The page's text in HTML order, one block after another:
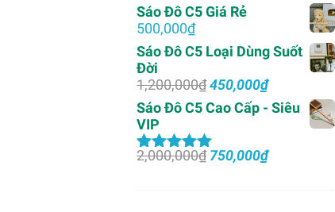
Sáo Đô C5 Giá Rẻ
500,000₫
Sáo Đô C5 Loại Dùng Suốt
Đời
1,200,000₫Giá
gốc
là:
1,200,000₫.
450,000₫Giá
hiện
tại
450,000₫.
Sáo Đô C5 Cao Cấp - Siêu
VIP
Được xếp
2,000,000₫ Giá
750,000₫Giá